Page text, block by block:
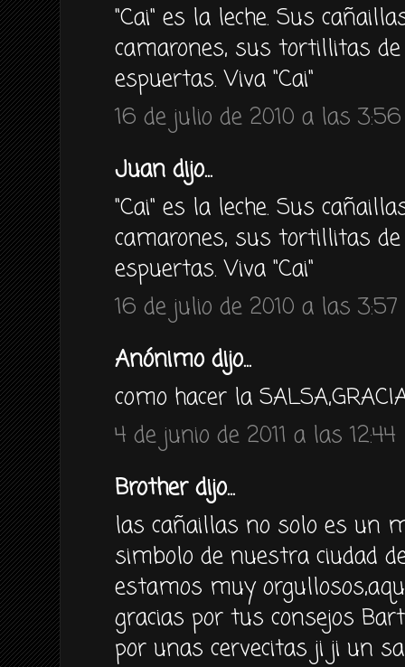
"Cai" es la leche. Sus
camarones, sus tortillitas
espuertas. Viva "Cai"
16 de julio de 2010 a las 3:56
Juan dijo...
"Cai" es la leche. Sus
camarones, sus tortillitas
espuertas. Viva "Cai"
16 de julio de 2010 a las 3:57
Anónimo dijo...
como hacer la
4 de junio de 2011 a las 12:44
Brother dijo...
las cañaillas no solo es un
simbolo de nuestra ciudad
estamos muy
gracias por tus consejos
por unas cervecitas ji ji un